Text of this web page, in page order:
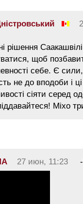
рішення
щоб
себе. Є
не до вподоби і
сіяти серед
Міхо
27 июн, 11:23